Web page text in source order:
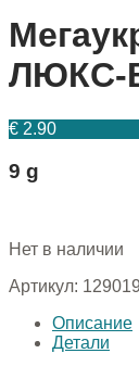
ЛЮКС-
€ 2.90
9 g
Нет в наличии
Артикул:
Описание
Детали